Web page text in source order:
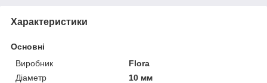
Характеристики
Основні
Виробник
Flora
Діаметр
10 мм